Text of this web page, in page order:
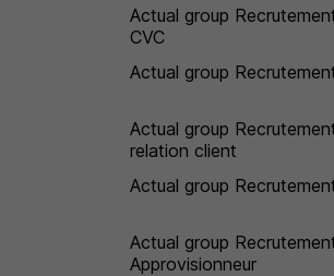
Actual group
CVC
Actual group
Actual group
relation client
Actual group Recrutement
Actual group
Approvisionneur